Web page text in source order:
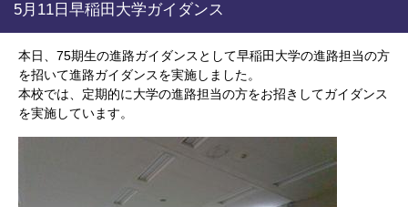
5月11日早稲田大学ガイダンス
本日、75期生の進路ガイダンスとして早稲田大学の進路担当の方
を招いて進路ガイダンスを実施しました。
本校では、定期的に大学の進路担当の方をお招きしてガイダンス
を実施しています。